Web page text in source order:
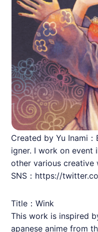
Created by Yu Inami
igner. I work on event
other various creative
SNS：https://
Title：Wink
This work is inspired
apanese anime from